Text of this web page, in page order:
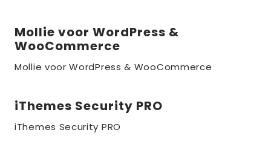
the_title;
Lees
meer
over
Mollie voor WordPress &
WooCommerce
Mollie voor WordPress & WooCommerce
Lees
meer
iThemes Security PRO
iThemes Security PRO